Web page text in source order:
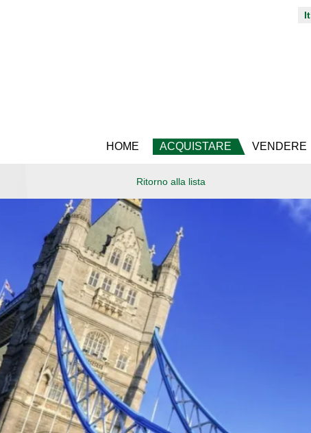
It
HOME ACQUISTARE VENDERE
Ritorno alla lista